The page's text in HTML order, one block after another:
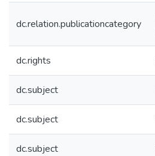
dc.relation.publicationcategory
dc.rights
dc.subject
dc.subject
dc.subject